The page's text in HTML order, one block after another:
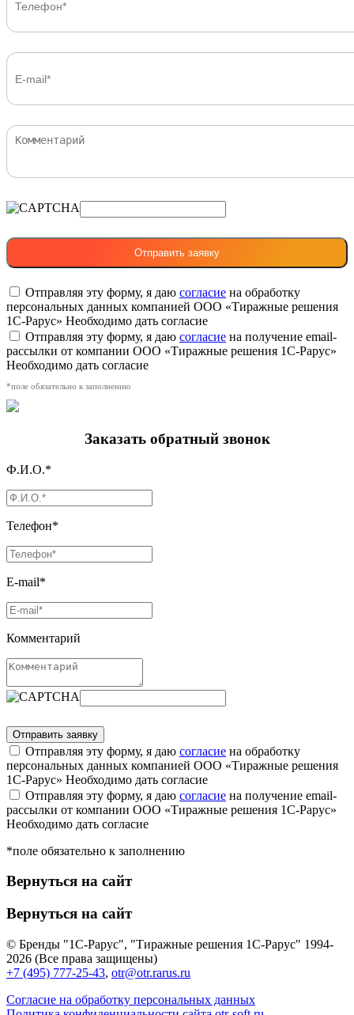
Отправляя эту форму, я даю согласие на обработку
персональных данных компанией ООО «Тиражные решения
1С-Рарус» Необходимо дать согласие
Отправляя эту форму, я даю согласие на получение email-
рассылки от компании ООО «Тиражные решения 1С-Рарус»
Необходимо дать согласие
*поле обязательно к заполнению
Заказать обратный звонок
Ф.И.О.*
Телефон*
E-mail*
Комментарий
Отправляя эту форму, я даю согласие на обработку
персональных данных компанией ООО «Тиражные решения
1С-Рарус» Необходимо дать согласие
Отправляя эту форму, я даю согласие на получение email-
рассылки от компании ООО «Тиражные решения 1С-Рарус»
Необходимо дать согласие
*поле обязательно к заполнению
Вернуться на сайт
Вернуться на сайт
© Бренды "1С-Рарус", "Тиражные решения 1С-Рарус" 1994-
2026 (Все права защищены)
+7 (495) 777-25-43, otr@otr.rarus.ru
Согласие на обработку персональных данных